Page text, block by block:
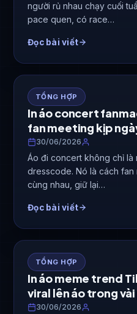
người rủ nhau chạy cuối
pace quen, có race…
Đọc bài viết
TỔNG HỢP
In áo concert
fan meeting kịp
30/06/2026
Áo đi concert không chỉ là
dresscode. Nó là cách fan
cùng nhau, giữ lại…
Đọc bài viết
TỔNG HỢP
In áo meme trend
viral lên áo trong
30/06/2026